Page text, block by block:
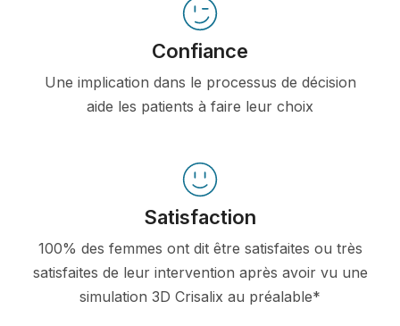
Confiance
Une implication dans le processus de décision
aide les patients à faire leur choix
Satisfaction
100% des femmes ont dit être satisfaites ou très
satisfaites de leur intervention après avoir vu une
simulation 3D Crisalix au préalable*